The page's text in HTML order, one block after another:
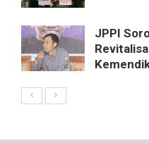
JPPI